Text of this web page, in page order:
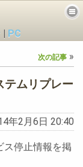
PC
次の記事 »
テムリプレー
年2月6日 20:40
ス停止情報を掲